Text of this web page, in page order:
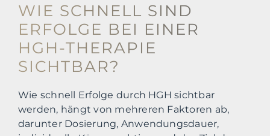
WIE SCHNELL SIND
ERFOLGE BEI EINER
HGH-THERAPIE
SICHTBAR?
Wie schnell Erfolge durch HGH sichtbar
werden, hängt von mehreren Faktoren ab,
darunter Dosierung, Anwendungsdauer,